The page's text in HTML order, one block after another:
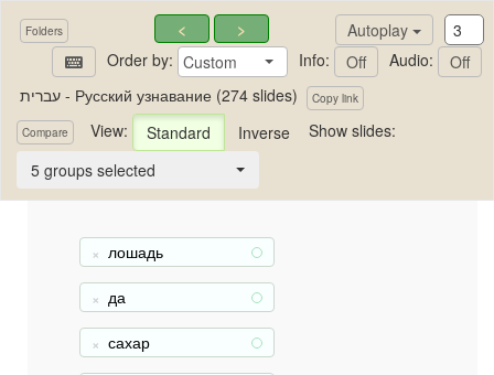
Folders
Autoplay
Order by: Custom Info: Off Audio:
Off
עברית - Русский узнавание (274 slides)
Copy link
Compare View: Standard Inverse
Show slides:
5 groups selected
< >
עברית - Русский узнавание
лошадь +
да +
сахар +